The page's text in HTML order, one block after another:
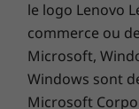
Encadré de
côtés, l'écran
de
toile
Gagnez plus
Bluetooth
®
* 6GHz Le
système
le logo Lenovo
commerce ou
Microsoft,
Windows sont
Microsoft